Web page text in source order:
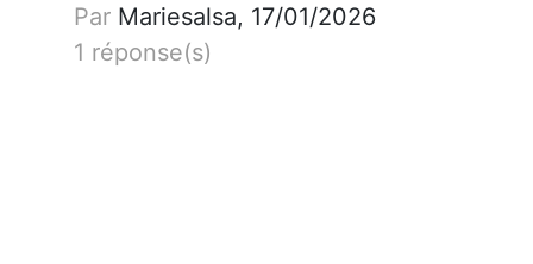
Par Mariesalsa, 17/01/2026
1 réponse(s)